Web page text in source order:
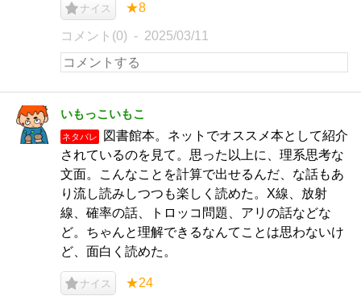
ナイス ★8
コメント(0) 2025/03/11
いもっこいもこ
ネタバレ
図書館本。ネットでオススメ本として紹介
されているのを見て。思った以上に、理系思考な
文面。こんなことを計算で出せるんだ、な話もあ
り流し読みしつつも楽しく読めた。X線、放射
線、確率の話、トロッコ問題、アリの話などな
ど。ちゃんと理解できるなんてことは思わないけ
ど、面白く読めた。
ナイス ★24